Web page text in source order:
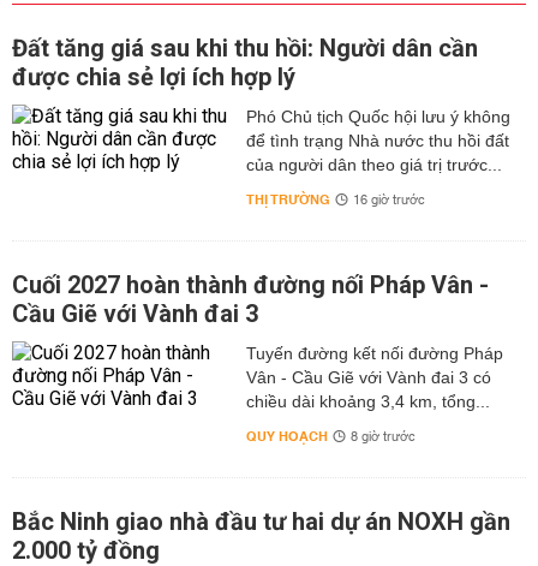
Đất tăng giá sau khi thu hồi: Người dân cần
được chia sẻ lợi ích hợp lý
Phó Chủ tịch Quốc hội lưu ý không
để tình trạng Nhà nước thu hồi đất
của người dân theo giá trị trước...
THỊ TRƯỜNG 16 giờ trước
Cuối 2027 hoàn thành đường nối Pháp Vân -
Cầu Giẽ với Vành đai 3
Tuyến đường kết nối đường Pháp
Vân - Cầu Giẽ với Vành đai 3 có
chiều dài khoảng 3,4 km, tổng...
QUY HOẠCH 8 giờ trước
Bắc Ninh giao nhà đầu tư hai dự án NOXH gần
2.000 tỷ đồng